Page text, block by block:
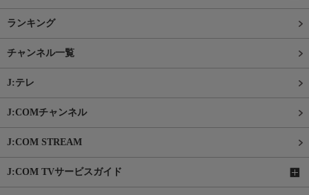
ランキング
チャンネル一覧
J:テレ
J:COMチャンネル
J:COM STREAM
J:COM TVサービスガイド